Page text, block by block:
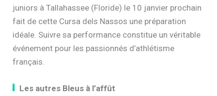
juniors à Tallahassee (Floride) le 10 janvier prochain
fait de cette Cursa dels Nassos une préparation
idéale. Suivre sa performance constitue un véritable
événement pour les passionnés d’athlétisme
français.
Les autres Bleus à l’affût